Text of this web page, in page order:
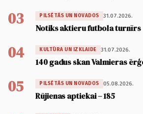
03 PILSĒTĀS UN NOVADOS 31.07.2026.
Notiks aktieru futbola turnīrs
04 KULTŪRA UN IZKLAIDE 31.07.2026.
140 gadus skan Valmieras
05 PILSĒTĀS UN NOVADOS 05.08.2026.
Rūjienas aptiekai – 185